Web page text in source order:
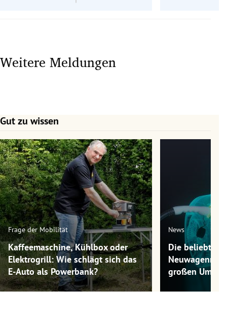
Weitere Meldungen
Gut zu wissen
Slide 1 von 7
Frage der Mobilität
Kaffeemaschine, Kühlbox oder
Elektrogrill: Wie schlägt sich das
E-Auto als Powerbank?
News
Die
großen